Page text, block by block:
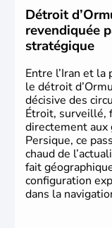
Détroit
revendiquée
stratégique
Entre l’Iran et la
le détroit
décisive des
Étroit, surveillé,
directement aux
Persique, ce
chaud de
fait
configuration
dans la